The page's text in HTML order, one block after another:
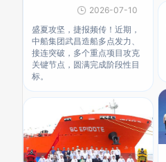
2026-07-10
盛夏攻坚，捷报频传！近期，
中船集团武昌造船多点发力、
接连突破，多个重点项目攻克
关键节点，圆满完成阶段性目
标。